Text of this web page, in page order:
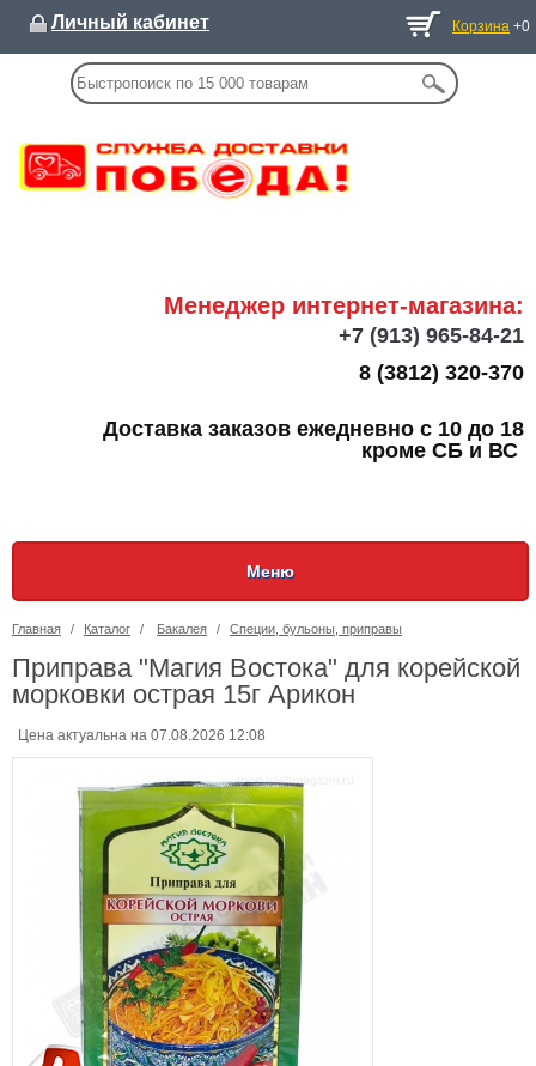
Личный кабинет Корзина +0
Менеджер интернет-магазина:
+7 (913) 965-84-21
8 (3812) 320-370
Доставка заказов ежедневно с 10 до 18
кроме СБ и ВС
Меню
Главная / Каталог / Бакалея / Специи, бульоны, приправы
Приправа "Магия Востока" для корейской
морковки острая 15г Арикон
Цена актуальна на 07.08.2026 12:08